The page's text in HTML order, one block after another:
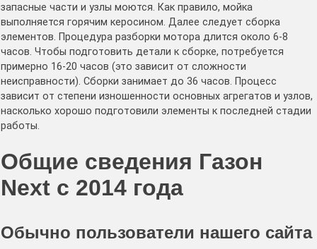
запасные части и узлы моются. Как правило, мойка
выполняется горячим керосином. Далее следует сборка
элементов. Процедура разборки мотора длится около 6-8
часов. Чтобы подготовить детали к сборке, потребуется
примерно 16-20 часов (это зависит от сложности
неисправности). Сборки занимает до 36 часов. Процесс
зависит от степени изношенности основных агрегатов и узлов,
насколько хорошо подготовили элементы к последней стадии
работы.
Общие сведения Газон
Next с 2014 года
Обычно пользователи нашего сайта